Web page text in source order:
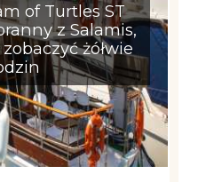
of Turtles ST
z Salamis,
żółwie